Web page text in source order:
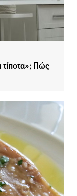
τίποτα»; Πώς